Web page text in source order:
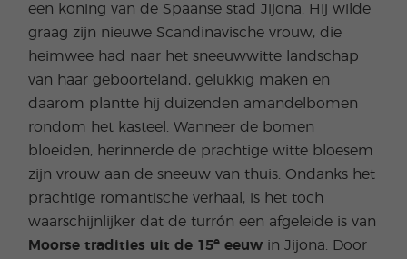
een koning van de Spaanse stad Jijona. Hij wilde
graag zijn nieuwe Scandinavische vrouw, die
heimwee had naar het sneeuwwitte landschap
van haar geboorteland, gelukkig maken en
daarom plantte hij duizenden amandelbomen
rondom het kasteel. Wanneer de bomen
bloeiden, herinnerde de prachtige witte bloesem
zijn vrouw aan de sneeuw van thuis. Ondanks het
prachtige romantische verhaal, is het toch
waarschijnlijker dat de turrón een afgeleide is van
Moorse tradities uit de 15e eeuw in Jijona. Door